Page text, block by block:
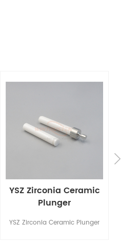
YSZ Zirconia Ceramic
Plunger
YSZ Zirconia Ceramic Plunger